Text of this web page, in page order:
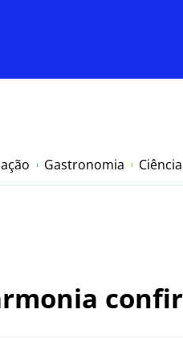
Gastronomia